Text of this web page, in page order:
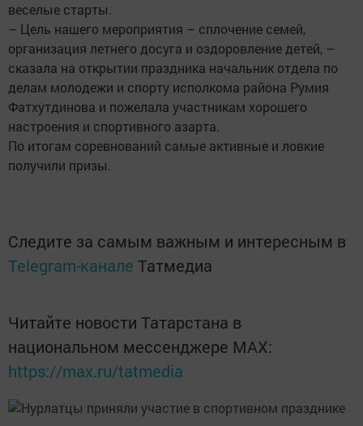
веселые старты.
– Цель нашего мероприятия – сплочение семей,
организация летнего досуга и оздоровление детей, –
сказала на открытии праздника начальник отдела по
делам молодежи и спорту исполкома района Румия
Фатхутдинова и пожелала участникам хорошего
настроения и спортивного азарта.
По итогам соревнований самые активные и ловкие
получили призы.
Следите за самым важным и интересным в
Telegram-канале Татмедиа
Читайте новости Татарстана в
национальном мессенджере MАХ:
https://max.ru/tatmedia